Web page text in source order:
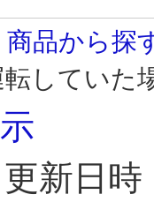
商品から探
していた
更新日